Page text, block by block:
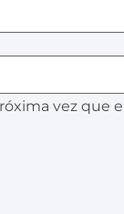
vez que